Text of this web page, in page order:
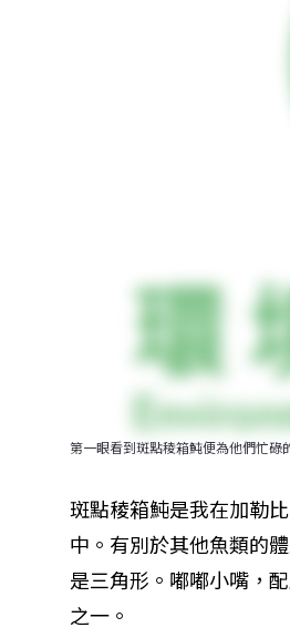
第一眼看到斑點稜箱魨便為他們忙
斑點稜箱魨是我在加勒
中。有別於其他魚類的
是三角形。嘟嘟小嘴，
之一。